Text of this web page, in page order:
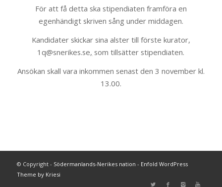
För att få detta ska stipendiaten framföra en
egenhändigt skriven sång under middagen.
Kandidater skickar sina alster till förste kurator,
1q@snerikes.se, som tillsätter stipendiaten.
Ansökan skall vara inkommen senast den 3 november kl.
13.00.
© Copyright - Södermanlands-Nerikes nation - Enfold WordPress
Theme by Kriesi